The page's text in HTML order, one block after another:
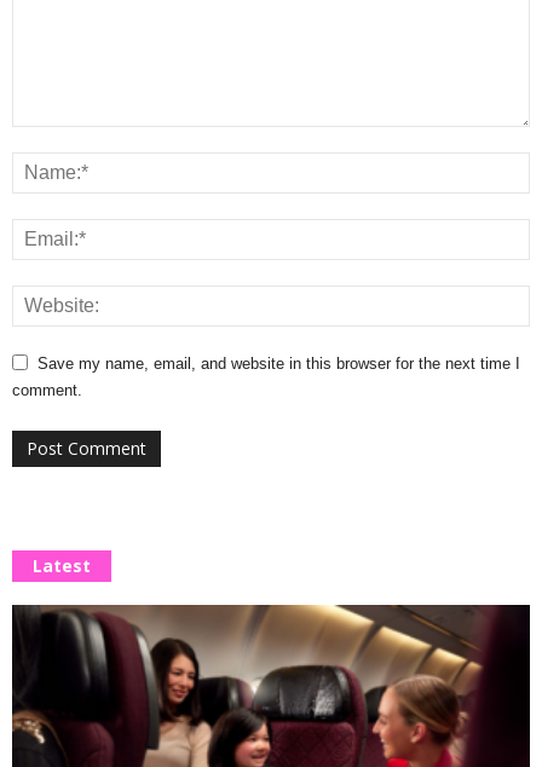
Save my name, email, and website in this browser for the next time I
comment.
Latest